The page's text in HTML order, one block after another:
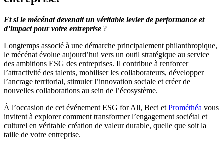
Et si le mécénat devenait un véritable levier de performance et
d’impact pour votre entreprise ?
Longtemps associé à une démarche principalement philanthropique,
le mécénat évolue aujourd’hui vers un outil stratégique au service
des ambitions ESG des entreprises. Il contribue à renforcer
l’attractivité des talents, mobiliser les collaborateurs, développer
l’ancrage territorial, stimuler l’innovation sociale et créer de
nouvelles collaborations au sein de l’écosystème.
À l’occasion de cet événement ESG for All, Beci et Prométhéa vous
invitent à explorer comment transformer l’engagement sociétal et
culturel en véritable création de valeur durable, quelle que soit la
taille de votre entreprise.